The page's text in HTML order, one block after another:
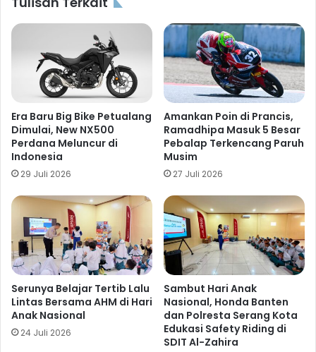
Era Baru Big Bike Petualang
Dimulai, New NX500
Perdana Meluncur di
Indonesia
29 Juli 2026
Amankan Poin di Prancis,
Ramadhipa Masuk 5 Besar
Pebalap Terkencang Paruh
Musim
27 Juli 2026
Serunya Belajar Tertib Lalu
Lintas Bersama AHM di Hari
Anak Nasional
24 Juli 2026
Sambut Hari Anak
Nasional, Honda Banten
dan Polresta Serang Kota
Edukasi Safety Riding di
SDIT Al-Zahira